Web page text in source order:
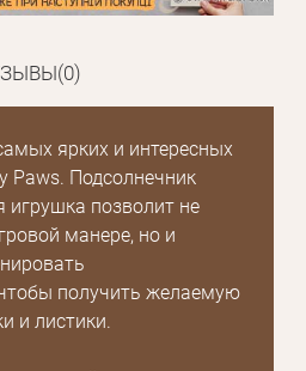
ярких и интересных
Paws. Подсолнечник
игрушка позволит не
манере, но и
получить желаемую
и листики.